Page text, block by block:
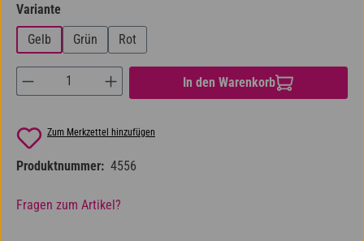
Variante
Gelb
Grün Rot
Produkt Anzahl: Gib den gewünschten Wert
In den Warenkorb
Zum Merkzettel hinzufügen
Produktnummer: 4556
Fragen zum Artikel?